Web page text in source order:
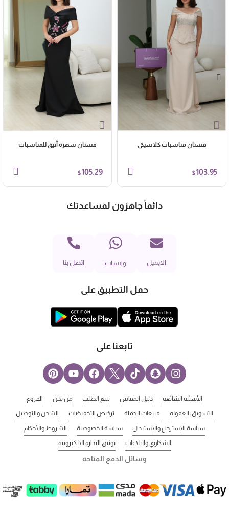
فستان مناسبات كلاسيكي
$103.95
فستان سهرة أنيق للمناسبات
$105.29
دائماً جاهزون لمساعدتك
الايميل واتساب اتصل بنا
حمل التطبيق على
تابعنا على
الأسئلة الشائعة دليل المقاس تتبع الطلب من نحن الفروع
التسويق بالعموله مبيعات الجملة ترخيص التخفيضات الشحن والتوصيل
سياسة الإسترجاع والإستبدال سياسة الخصوصية الشروط والأحكام
الشكاوي والبلاغات توثيق التجارة الالكترونية
وسائل الدفع المتاحة